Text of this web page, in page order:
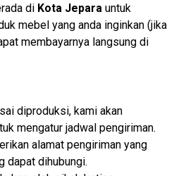
di Kota Jepara untuk
mebel yang anda inginkan (jika
membayarnya langsung di
diproduksi, kami akan
mengatur jadwal pengiriman.
alamat pengiriman yang
dapat dihubungi.